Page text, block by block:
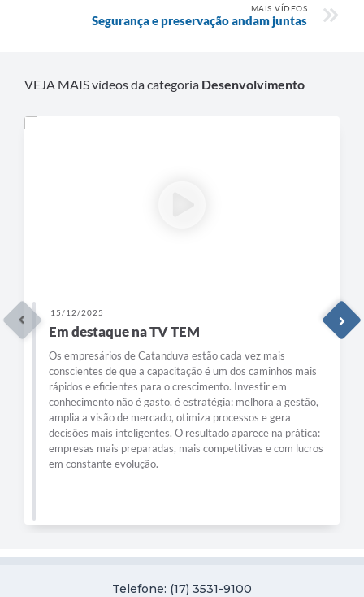
MAIS VÍDEOS
Segurança e preservação andam juntas
VEJA MAIS vídeos da categoria Desenvolvimento
15/12/2025
Em destaque na TV TEM
Os empresários de Catanduva estão cada vez mais
conscientes de que a capacitação é um dos caminhos mais
rápidos e eficientes para o crescimento. Investir em
conhecimento não é gasto, é estratégia: melhora a gestão,
amplia a visão de mercado, otimiza processos e gera
decisões mais inteligentes. O resultado aparece na prática:
empresas mais preparadas, mais competitivas e com lucros
em constante evolução.
Telefone: (17) 3531-9100